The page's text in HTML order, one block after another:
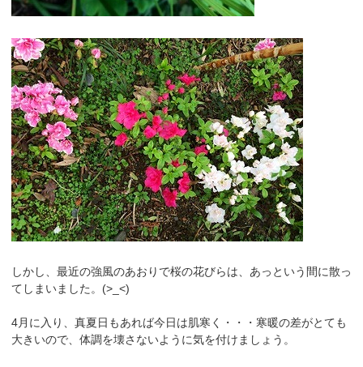
しかし、最近の強風のあおりで桜の花びらは、あっという間に散っ
てしまいました。(>_<)
4月に入り、真夏日もあれば今日は肌寒く・・・寒暖の差がとても
大きいので、体調を壊さないように気を付けましょう。